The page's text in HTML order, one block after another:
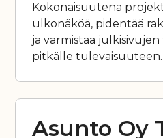
Kokonaisuutena
ulkonäköä, pidentää
ja varmistaa
pitkälle tulevaisuuteen.
Asunto Oy